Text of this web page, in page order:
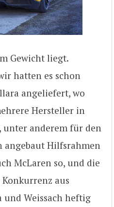
Gewicht liegt.
hatten es schon
angeliefert, wo
Hersteller in
unter anderem für den
angebaut Hilfsrahmen
McLaren so, und die
aus
und Weissach heftig